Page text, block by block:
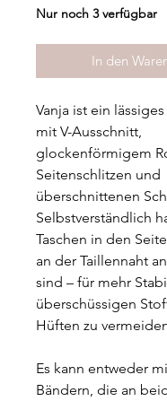
Nur noch 3 verfügbar
In den
Vanja ist ein
mit V-Ausschnitt,
glockenförmigem
Seitenschlitzen und
überschnittenen
Selbstverständlich
Taschen in den
an der Taillennaht
sind – für mehr
überschüssigen
Hüften zu
Es kann entweder
Bändern, die an